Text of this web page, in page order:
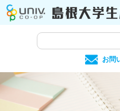
このページの本文へ
サ
索
お問